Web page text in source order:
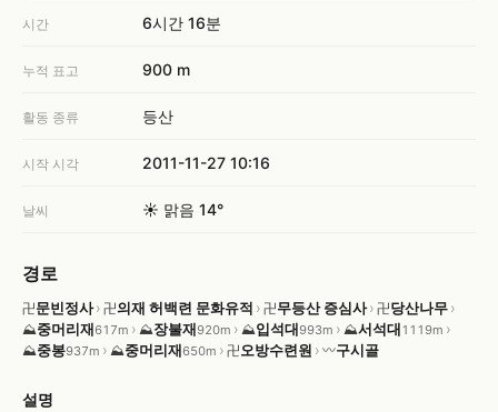
시간 6시간 16분
누적 표고 900 m
활동 종류 등산
시작 시각 2011-11-27 10:16
날씨 ☀️ 맑음 14°
경로
卍문빈정사› 卍의재 허백련 문화유적 › 卍무등산 증심사› 卍당산나무›
⛰중머리재617m › ⛰장불재920m › ⛰입석대993m › ⛰서석대1119m ›
⛰중봉937m › ⛰중머리재650m › 卍 오방수련원 › 〰구시골
설명